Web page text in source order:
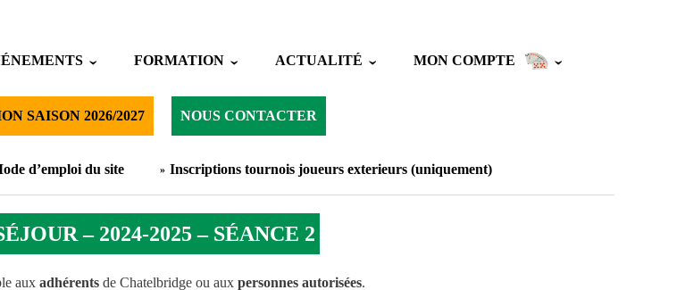
FORMATION ACTUALITÉ MON COMPTE
SAISON 2026/2027 NOUS CONTACTER
d’emploi du site Inscriptions tournois joueurs exterieurs (uniquement)
– 2024-2025 – SÉANCE 2
aux adhérentsde Chatelbridge ou aux personnes autorisées.